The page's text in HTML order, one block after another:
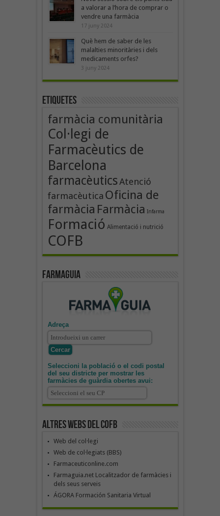
a valorar a l’hora de comprar o
vendre una farmàcia
17 juny 2024
Què hem de saber de les
malalties minoritàries i dels
medicaments orfes?
3 juny 2024
Etiquetes
farmàcia comunitària
Col·legi de
Farmacèutics de
Barcelona
farmacèuticsAtenció
farmacèutica Oficina de
farmàcia Farmàcia Infarma
Formació Alimentació i nutrició
COFB
Farmaguia
Adreça
Seleccioni la població o el codi postal
del seu districte per mostrar les
farmàcies de guàrdia obertes avui:
Altres webs del COFB
Web del col·legi
Web de col·legiats (BBS)
Farmaceuticonline.com
Farmaguia.net Localitzador de farmàcies i
dels seus serveis
ÁGORA Formación Sanitaria Virtual